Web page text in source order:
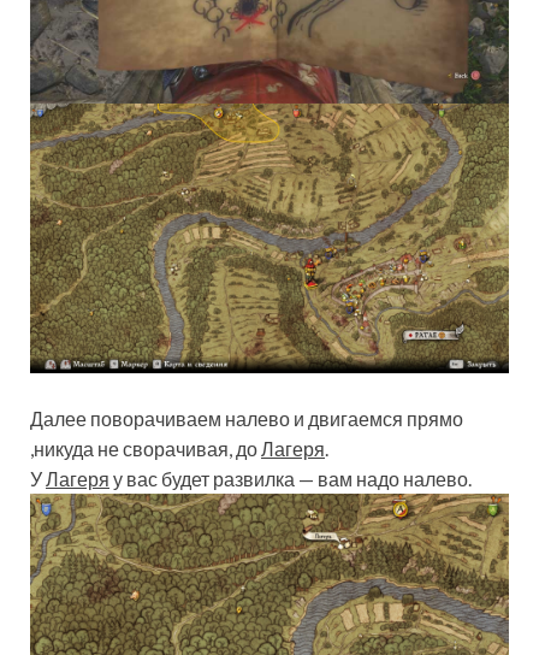
Далее поворачиваем налево и двигаемся прямо
,никуда не сворачивая, доЛагеря.
УЛагеря у вас будет развилка — вам надо налево.